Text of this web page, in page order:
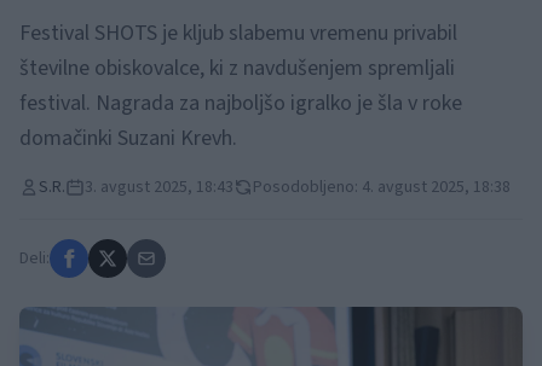
Festival SHOTS je kljub slabemu vremenu privabil
številne obiskovalce, ki z navdušenjem spremljali
festival. Nagrada za najboljšo igralko je šla v roke
domačinki Suzani Krevh.
S.R. 3. avgust 2025, 18:43 Posodobljeno: 4. avgust 2025, 18:38
Deli: